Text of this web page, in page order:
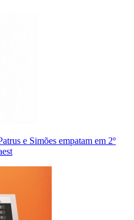
e Simões empatam em 2º